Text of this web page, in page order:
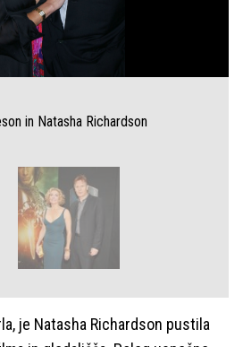
in Natasha Richardson
je Natasha Richardson pustila